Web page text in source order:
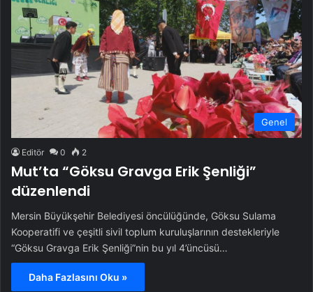
Genel
Editör 0 2
Mut’ta “Göksu Gravga Erik Şenliği”
düzenlendi
Mersin Büyükşehir Belediyesi öncülüğünde, Göksu Sulama
Kooperatifi ve çeşitli sivil toplum kuruluşlarının destekleriyle
“Göksu Gravga Erik Şenliği”nin bu yıl 4’üncüsü…
Daha Fazlasını Oku »